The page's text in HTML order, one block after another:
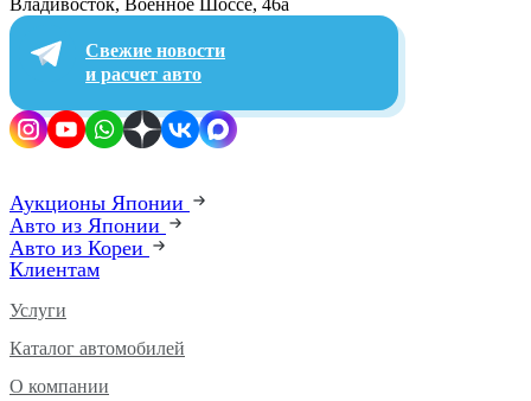
Владивосток, Военное Шоссе, 46а​
Свежие новости
и расчет авто
Аукционы Японии
Авто из Японии
Авто из Кореи
Клиентам
Услуги
Каталог автомобилей
О компании